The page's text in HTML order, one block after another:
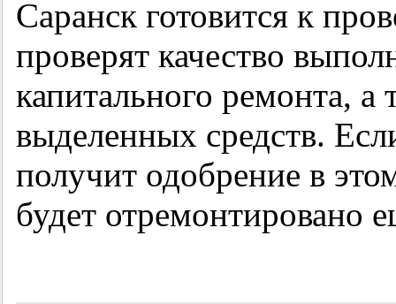
Саранск готовится к
проверят качество
капитального ремонта, а
выделенных средств.
получит одобрение в
будет отремонтировано